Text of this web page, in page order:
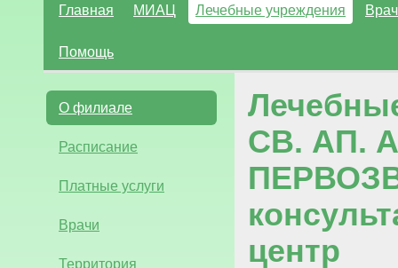
Главная МИАЦ Лечебные учреждения
Помощь
О филиале
Расписание
Платные услуги
Врачи
Территория
СВ. АП.
центр